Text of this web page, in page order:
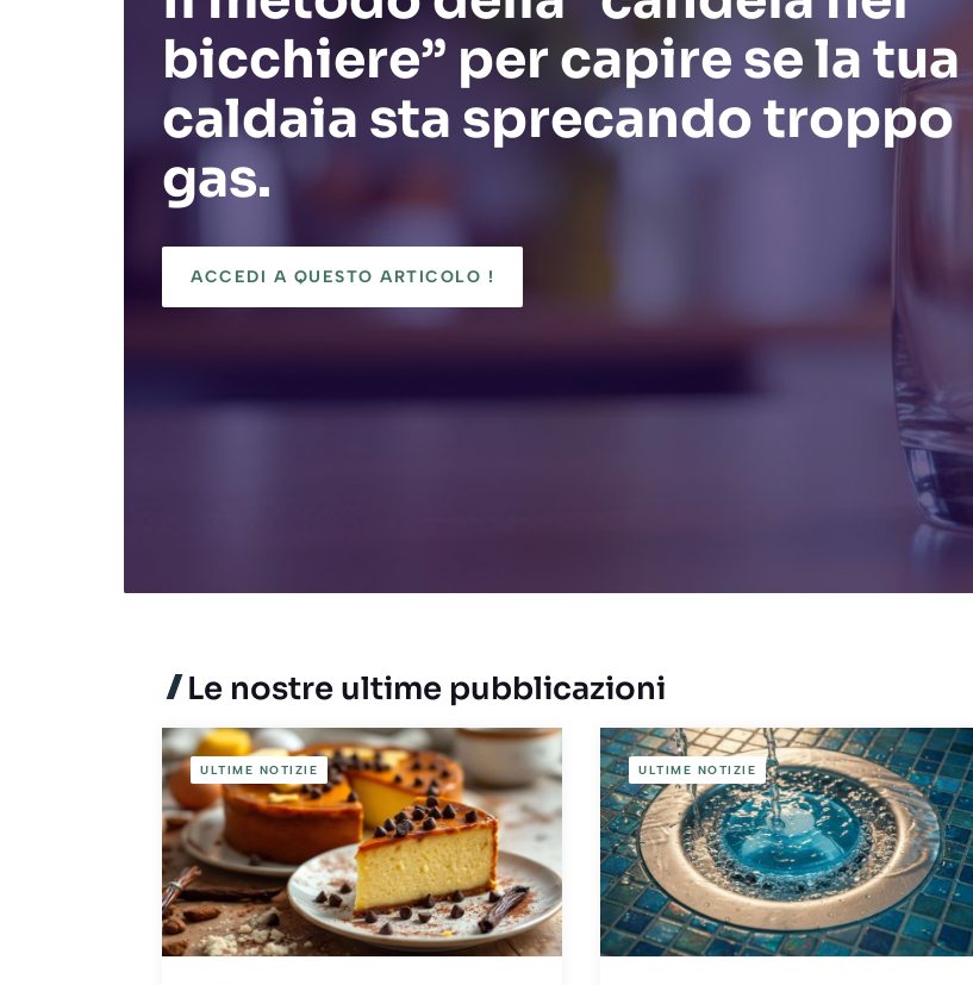
bicchiere” per capire se la tua
caldaia sta sprecando troppo
gas.
ACCEDI A QUESTO ARTICOLO !
Le nostre ultime pubblicazioni
ULTIME NOTIZIE ULTIME NOTIZIE